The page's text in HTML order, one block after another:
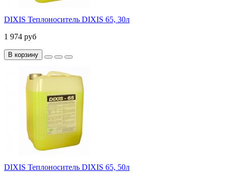
DIXIS Теплоноситель DIXIS 65, 30л
1 974 руб
В корзину
DIXIS Теплоноситель DIXIS 65, 50л